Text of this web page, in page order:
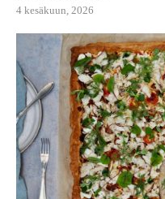
4 kesäkuun, 2026